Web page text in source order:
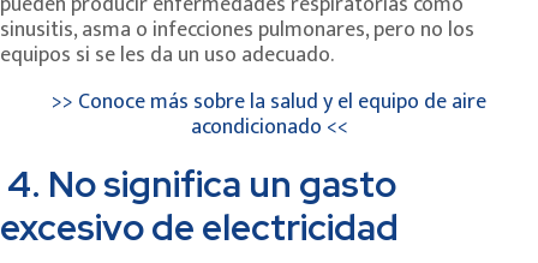
sinusitis, asma o infecciones pulmonares, pero no los
equipos si se les da un uso adecuado.
>> Conoce más sobre la salud y el equipo de aire
acondicionado <<
4. No significa un gasto
excesivo de electricidad